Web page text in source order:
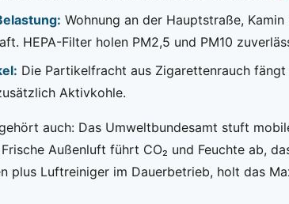
Wohnung an der Hauptstraße,
HEPA-Filter holen PM2,5 und PM10
Die Partikelfracht aus Zigarettenrauch
Aktivkohle.
auch: Das Umweltbundesamt stuft
Außenluft führt CO₂ und Feuchte ab,
plus Luftreiniger im Dauerbetrieb, holt das